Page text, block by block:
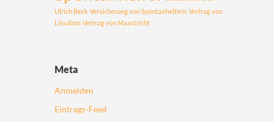
Ulrich Beck Versicherung von Spontanhelfern Vertrag von
Lissabon Vertrag von Maastricht
Meta
Anmelden
Eintrags-Feed